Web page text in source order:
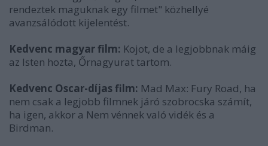
rendeztek maguknak egy filmet" közhellyé
avanzsálódott kijelentést.
Kedvenc magyar film: Kojot, de a legjobbnak máig
az Isten hozta, Őrnagyurat tartom.
Kedvenc Oscar-díjas film: Mad Max: Fury Road, ha
nem csak a legjobb filmnek járó szobrocska számít,
ha igen, akkor a Nem vénnek való vidék és a
Birdman.